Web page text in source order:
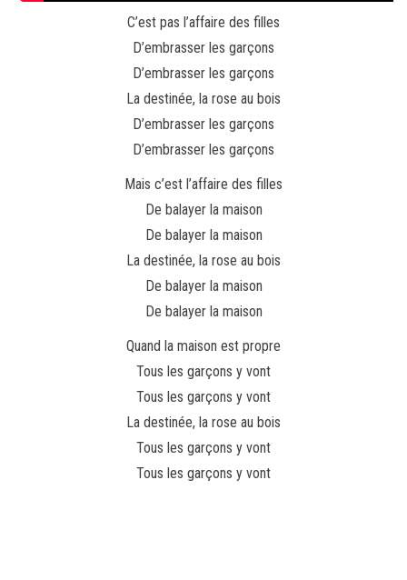
C’est pas l’affaire des filles
D’embrasser les garçons
D’embrasser les garçons
La destinée, la rose au bois
D’embrasser les garçons
D’embrasser les garçons
Mais c’est l’affaire des filles
De balayer la maison
De balayer la maison
La destinée, la rose au bois
De balayer la maison
De balayer la maison
Quand la maison est propre
Tous les garçons y vont
Tous les garçons y vont
La destinée, la rose au bois
Tous les garçons y vont
Tous les garçons y vont